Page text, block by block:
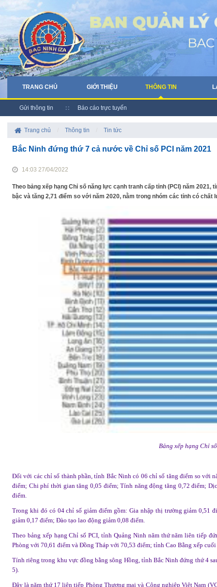
TRANG CHỦ GIỚI THIỆU THÔNG TIN
Gửi thông tin Báo cáo trực tuyến
Trang chủ Thông tin Tin tức
Bắc Ninh đứng thứ 7 cả nước về Chỉ số PCI năm 2021
14:03 27/04/2022
Theo bảng xếp hạng Chỉ số năng lực cạnh tranh cấp tỉnh (PCI) năm
bậc và tăng 2,71 điểm so với năm 2020, nằm trong nhóm các tỉnh có chất
Bảng xếp hạng Chỉ
Đối với các chỉ số thành phần, tỉnh Bắc Ninh có 06 chỉ số tăng điểm so với
điểm; Chi phí thời gian tăng 0,05 điểm; Tính năng động tăng 0,72 điểm;
điểm.
Trong khi đó có 04 chỉ số giảm điểm gồm: Gia nhập thị trường giảm 0,51
giảm 0,17 điểm; Đào tạo lao động giảm 0,08 điểm.
Theo bảng xếp hạng Chỉ số PCI, tỉnh Quảng Ninh năm thứ năm liên tiếp
Phòng với 70,61 điểm và Đồng Tháp với 70,53 điểm; tỉnh Cao Bằng xếp
Tính riêng trong khu vực đồng bằng sông Hồng, tỉnh Bắc Ninh đứng thứ 4
5).
Đây là năm thứ 17 liên tiếp Phòng Thương mại và Công nghiệp Việt Nam